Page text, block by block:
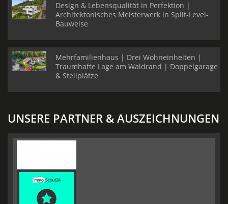
Design & Lebensqualität in Perfektion |
Architektonisches Meisterwerk in Split-Level-
Bauweise
Mehrfamilienhaus | Drei Wohneinheiten |
Traumhafte Lage am Waldrand | Doppelgarage
& Stellplätze
UNSERE PARTNER & AUSZEICHNUNGEN